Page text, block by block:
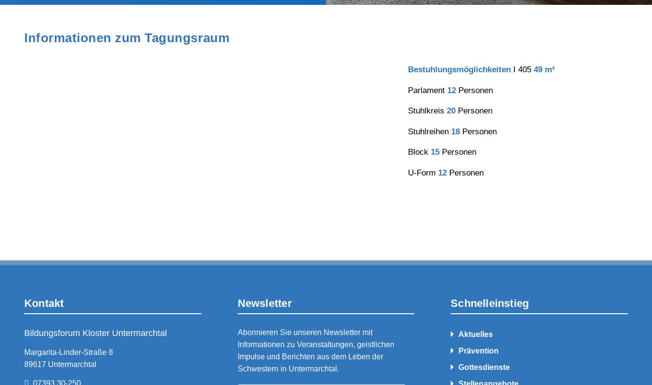
Informationen zum Tagungsraum
Bestuhlungsmöglichkeiten I 40549 m²
Parlament 12 Personen
Stuhlkreis20 Personen
Stuhlreihen 18 Personen
Block 15 Personen
U-Form 12 Personen
Kontakt
Bildungsforum Kloster Untermarchtal
Margarita-Linder-Straße 8
89617 Untermarchtal
07393 30-250
Newsletter
Abonnieren Sie unseren Newsletter mit
Informationen zu Veranstaltungen, geistlichen
Impulse und Berichten aus dem Leben der
Schwestern in Untermarchtal.
Schnelleinstieg
Aktuelles
Prävention
Gottesdienste